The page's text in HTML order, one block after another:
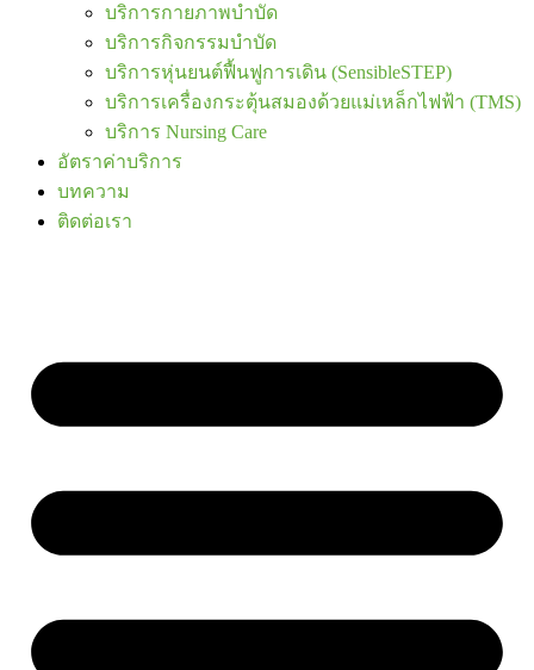
บริการกายภาพบำบัด
บริการกิจกรรมบำบัด
บริการหุ่นยนต์ฟื้นฟูการเดิน (SensibleSTEP)
บริการเครื่องกระตุ้นสมองด้วยแม่เหล็กไฟฟ้า (TMS)
บริการ Nursing Care
อัตราค่าบริการ
บทความ
ติดต่อเรา